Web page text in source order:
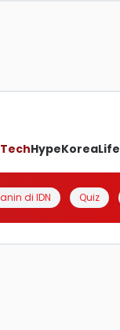
TechHypeKoreaLife
di IDN Quiz